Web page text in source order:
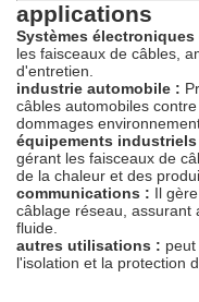
applications
Systèmes
les faisceaux de câbles,
d'entretien.
industrie automobile :
câbles automobiles
dommages
équipements industriels
gérant les faisceaux de
de la chaleur et des
communications : Il
câblage réseau, assurant
fluide.
autres utilisations :
l'isolation et la protection